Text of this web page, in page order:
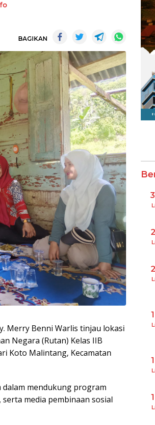
BAGIKAN
Merry Benni Warlis tinjau lokasi
Negara (Rutan) Kelas IIB
Koto Malintang, Kecamatan
mendukung program
media pembinaan sosial